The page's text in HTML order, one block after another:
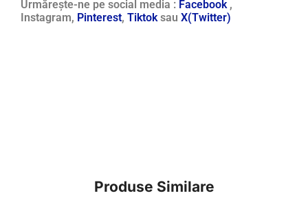
Urmărește-ne pe social media : Facebook ,
Instagram, Pinterest, Tiktok sau X(Twitter)
Produse Similare